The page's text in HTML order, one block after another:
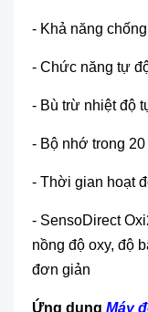
- Khả năng
- Chức năng tự
- Bù trừ nhiệt độ
- Bộ nhớ trong
- Thời gian hoạt
- SensoDirect
nồng độ oxy, độ
đơn giản
Ứng dụng Máy